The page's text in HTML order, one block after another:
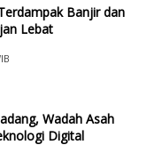
Banjir dan
Lebat
Wadah Asah
Digital